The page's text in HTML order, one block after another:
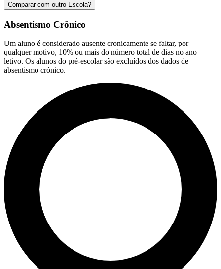
Comparar com outro Escola?
Absentismo Crônico
Um aluno é considerado ausente cronicamente se faltar, por
qualquer motivo, 10% ou mais do número total de dias no ano
letivo. Os alunos do pré-escolar são excluídos dos dados de
absentismo crónico.